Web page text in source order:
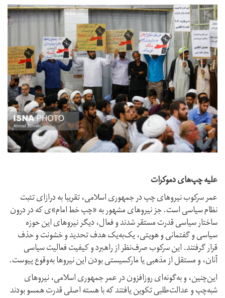
علیه چپ‌های دموکرات
عمر سرکوب نیروهای چپ در جمهوری اسلامی، تقریبا به درازای تثبت
نظام سیاسی است. جز نیروهای مشهور به «چپ خط امام»ی که در درون
ساختار سیاسی قدرت مستقر شدند و فعال، دیگر نیروهای این حوزه
سیاسی و گفتمانی و هویتی، یک‌به‌یک هدف تحدید و خشونت و حذف
قرار گرفتند. این سرکوب صرف‌نظر از راهبرد و کیفیت فعالیت سیاسی
آنان، و مستقل از مذهبی یا مارکسیستی بودن این نیروها به‌وقوع پیوست.
این‌چنین، و به‌گونه‌ای روزافزون در عمر جمهوری اسلامی، نیروهای
شبه‌چپ و عدالت‌طلبی تکوین یافتند که با هسته اصلی قدرت همسو بودند